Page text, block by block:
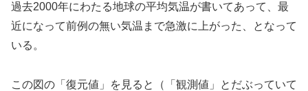
過去2000年にわたる地球の平均気温が書いてあって、最
近になって前例の無い気温まで急激に上がった、となって
いる。
この図の「復元値」を見ると（「観測値」とだぶっていて